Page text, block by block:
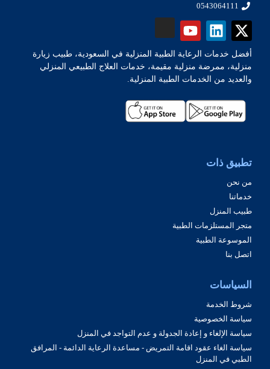
0543064111
أفضل خدمات الرعاية الطبية المنزلية في السعودية، طبيب زيارة
منزلية، ممرضة منزلية مقيمة، خدمات العلاج الطبيعي المنزلي
والعديد من الخدمات الطبية المنزلية.
تطبيق ذات
من نحن
خدماتنا
طبيب المنزل
متجر المستلزمات الطبية
الموسوعة الطبية
اتصل بنا
السياسات
شروط الخدمة
سياسة الخصوصية
سياسة الإلغاء و إعادة الجدولة و عدم التواجد في المنزل
سياسة الغاء عقود اقامة التمريض - مساعدة الرعاية الدائمة - المرافق
الطبي في المنزل